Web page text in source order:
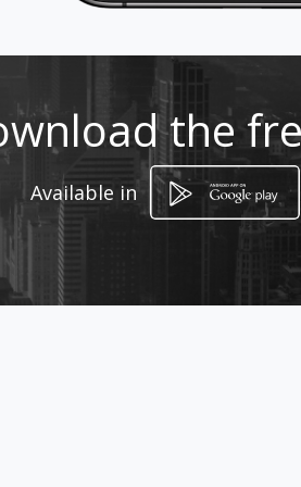
How to get
Ubaté, Departamento de
the
Available in